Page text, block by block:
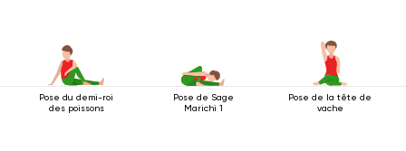
Pose du demi-roi
des poissons
Pose de Sage
Marichi 1
Pose de la tête de
vache